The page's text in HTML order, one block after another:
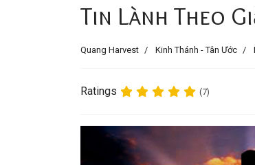
Tin Lành Theo
Quang Harvest Kinh Thánh - Tân Ước
Ratings (7)